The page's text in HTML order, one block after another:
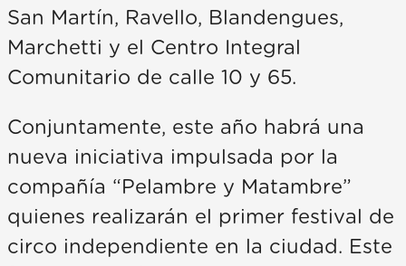
San Martín, Ravello, Blandengues,
Marchetti y el Centro Integral
Comunitario de calle 10 y 65.
Conjuntamente, este año habrá una
nueva iniciativa impulsada por la
compañía “Pelambre y Matambre”
quienes realizarán el primer festival de
circo independiente en la ciudad. Este